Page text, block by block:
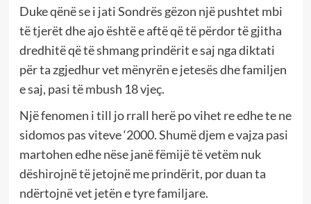
Duke qënë se i jati Sondrës gëzon një pushtet mbi
të tjerët dhe ajo është e aftë që të përdor të gjitha
dredhitë që të shmang prindërit e saj nga diktati
për ta zgjedhur vet mënyrën e jetesës dhe familjen
e saj, pasi të mbush 18 vjeç.
Një fenomen i till jo rrall herë po vihet re edhe te ne
sidomos pas viteve ‘2000. Shumë djem e vajza pasi
martohen edhe nëse janë fëmijë të vetëm nuk
dëshirojnë të jetojnë me prindërit, por duan ta
ndërtojnë vet jetën e tyre familjare.